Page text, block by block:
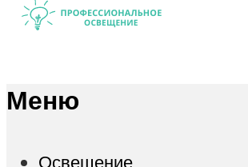
Меню
Освещение